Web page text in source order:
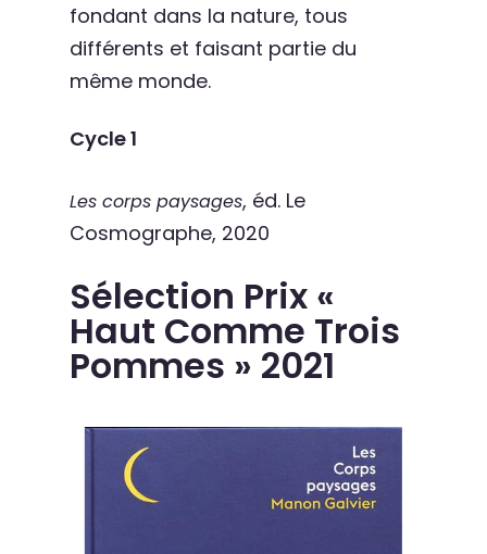
fondant dans la nature, tous
différents et faisant partie du
même monde.
Cycle 1
Les corps paysages, éd. Le
Cosmographe, 2020
Sélection Prix «
Haut Comme Trois
Pommes » 2021